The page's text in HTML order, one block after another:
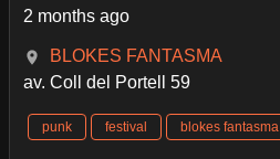
2 months ago
BLOKES FANTASMA
av. Coll del Portell 59
punk festival blokes fantasma